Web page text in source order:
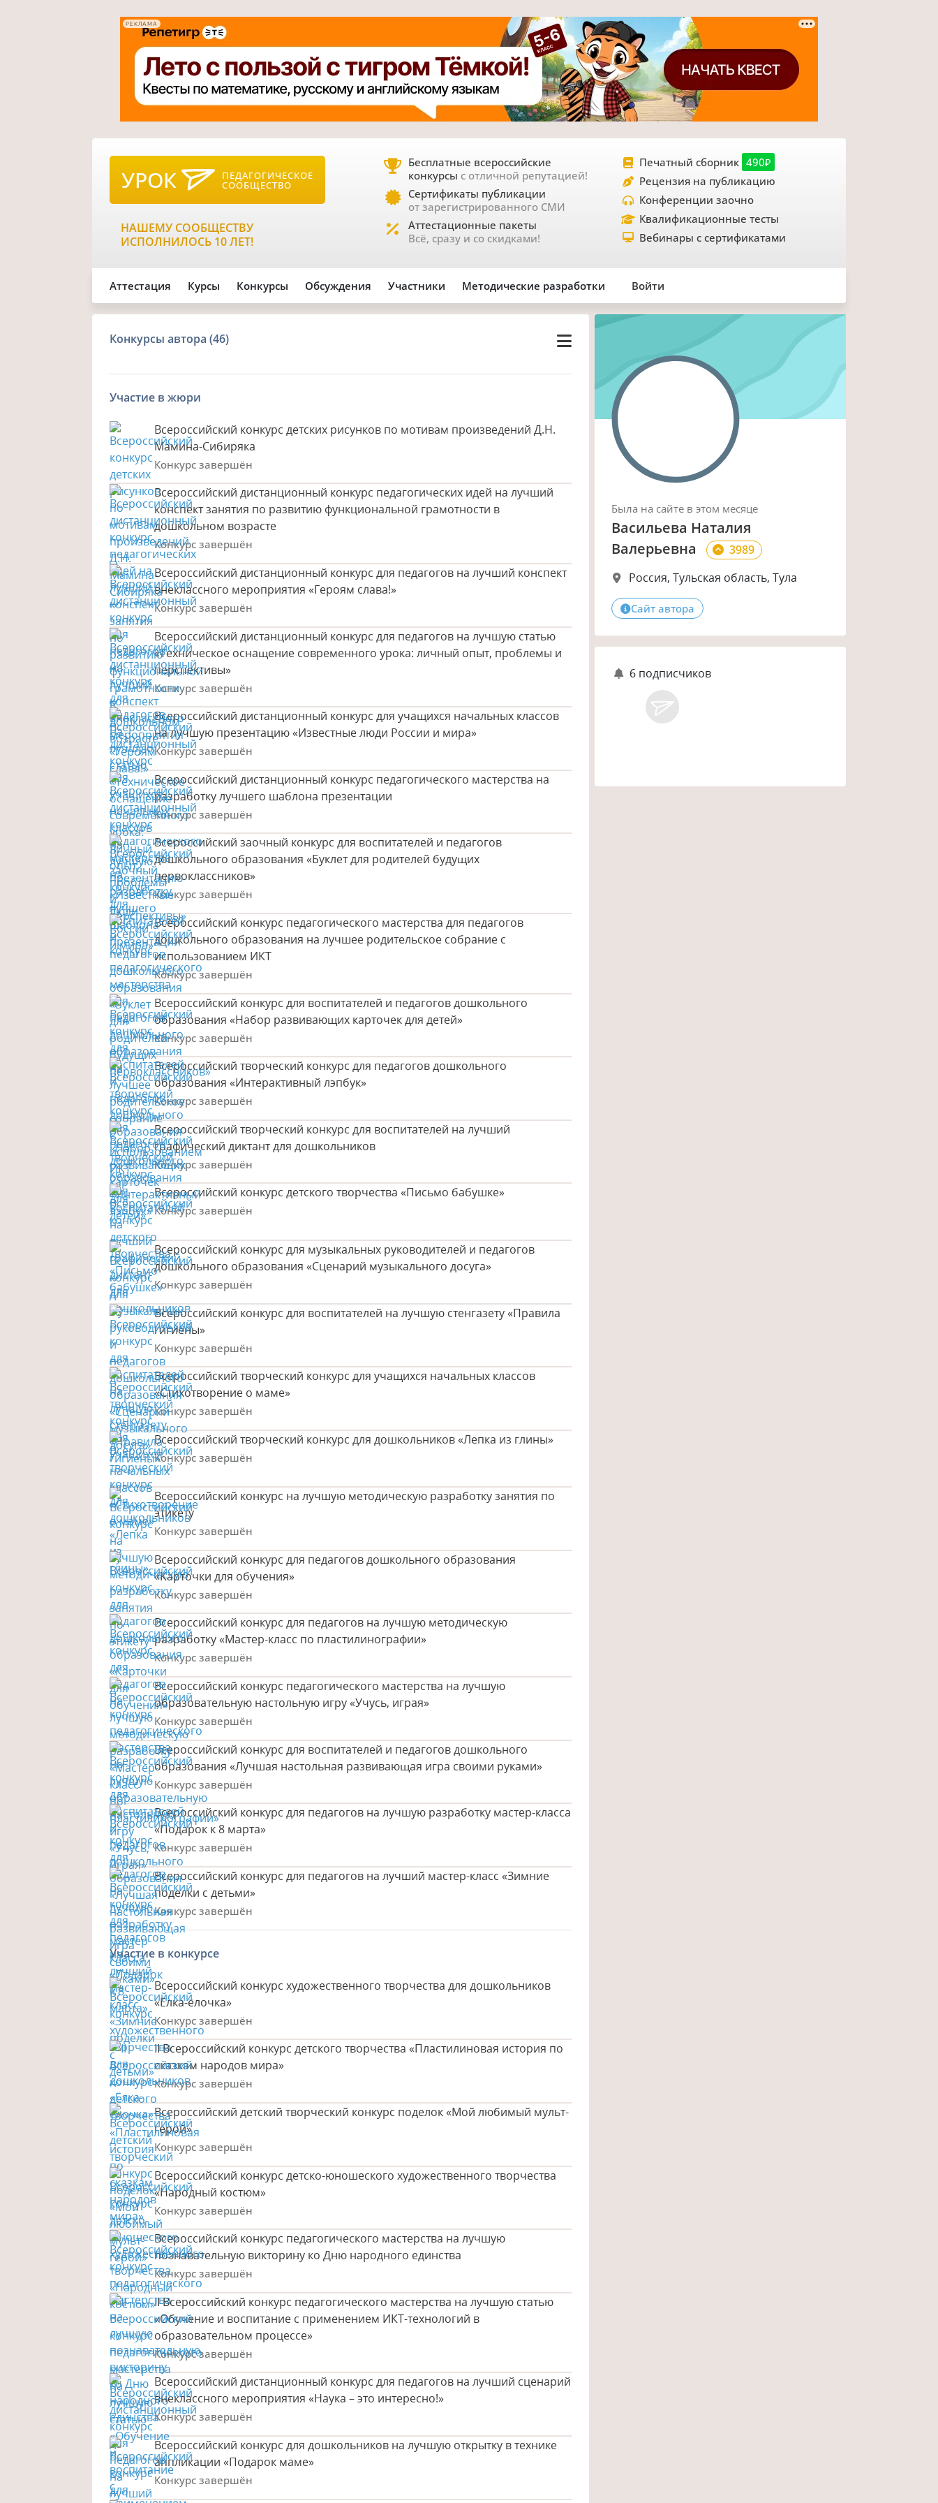
РЕКЛАМА
УРОК ПЕДАГОГИЧЕСКОЕ
СООБЩЕСТВО
НАШЕМУ СООБЩЕСТВУ
ИСПОЛНИЛОСЬ 10 ЛЕТ!
Бесплатные всероссийские
конкурсы с отличной репутацией!
Сертификаты публикации
от зарегистрированного СМИ
Аттестационные пакеты
Всё, сразу и со скидками!
Печатный сборник 490₽
Рецензия на публикацию
Конференции заочно
Квалификационные тесты
Вебинары с сертификатами
Аттестация Курсы Конкурсы Обсуждения Участники Методические разработки Войти
Конкурсы автора(46)
Участие в жюри
Всероссийский конкурс детских рисунков по мотивам произведений Д.Н.
Мамина-Сибиряка
Конкурс завершён
Всероссийский дистанционный конкурс педагогических идей на лучший
конспект занятия по развитию функциональной грамотности в
дошкольном возрасте
Конкурс завершён
Всероссийский дистанционный конкурс для педагогов на лучший конспект
внеклассного мероприятия «Героям слава!»
Конкурс завершён
Всероссийский дистанционный конкурс для педагогов на лучшую статью
«Техническое оснащение современного урока: личный опыт, проблемы и
перспективы»
Конкурс завершён
Всероссийский дистанционный конкурс для учащихся начальных классов
на лучшую презентацию «Известные люди России и мира»
Конкурс завершён
Всероссийский дистанционный конкурс педагогического мастерства на
разработку лучшего шаблона презентации
Конкурс завершён
Всероссийский заочный конкурс для воспитателей и педагогов
дошкольного образования «Буклет для родителей будущих
первоклассников»
Конкурс завершён
Всероссийский конкурс педагогического мастерства для педагогов
дошкольного образования на лучшее родительское собрание с
использованием ИКТ
Конкурс завершён
Всероссийский конкурс для воспитателей и педагогов дошкольного
образования «Набор развивающих карточек для детей»
Конкурс завершён
Всероссийский творческий конкурс для педагогов дошкольного
образования «Интерактивный лэпбук»
Конкурс завершён
Всероссийский творческий конкурс для воспитателей на лучший
графический диктант для дошкольников
Конкурс завершён
Всероссийский конкурс детского творчества «Письмо бабушке»
Конкурс завершён
Всероссийский конкурс для музыкальных руководителей и педагогов
дошкольного образования «Сценарий музыкального досуга»
Конкурс завершён
Всероссийский конкурс для воспитателей на лучшую стенгазету «Правила
гигиены»
Конкурс завершён
Всероссийский творческий конкурс для учащихся начальных классов
«Стихотворение о маме»
Конкурс завершён
Всероссийский творческий конкурс для дошкольников «Лепка из глины»
Конкурс завершён
Всероссийский конкурс на лучшую методическую разработку занятия по
этикету
Конкурс завершён
Всероссийский конкурс для педагогов дошкольного образования
«Карточки для обучения»
Конкурс завершён
Всероссийский конкурс для педагогов на лучшую методическую
разработку «Мастер-класс по пластилинографии»
Конкурс завершён
Всероссийский конкурс педагогического мастерства на лучшую
образовательную настольную игру «Учусь, играя»
Конкурс завершён
Всероссийский конкурс для воспитателей и педагогов дошкольного
образования «Лучшая настольная развивающая игра своими руками»
Конкурс завершён
Всероссийский конкурс для педагогов на лучшую разработку мастер-класса
«Подарок к 8 марта»
Конкурс завершён
Всероссийский конкурс для педагогов на лучший мастер-класс «Зимние
поделки с детьми»
Конкурс завершён
Участие в конкурсе
Всероссийский конкурс художественного творчества для дошкольников
«Ёлка-ёлочка»
Конкурс завершён
II Всероссийский конкурс детского творчества «Пластилиновая история по
сказкам народов мира»
Конкурс завершён
Всероссийский детский творческий конкурс поделок «Мой любимый мульт-
герой»
Конкурс завершён
Всероссийский конкурс детско-юношеского художественного творчества
«Народный костюм»
Конкурс завершён
Всероссийский конкурс педагогического мастерства на лучшую
познавательную викторину ко Дню народного единства
Конкурс завершён
II Всероссийский конкурс педагогического мастерства на лучшую статью
«Обучение и воспитание с применением ИКТ-технологий в
образовательном процессе»
Конкурс завершён
Всероссийский дистанционный конкурс для педагогов на лучший сценарий
внеклассного мероприятия «Наука – это интересно!»
Конкурс завершён
Всероссийский конкурс для дошкольников на лучшую открытку в технике
аппликации «Подарок маме»
Конкурс завершён
Была на сайте в этом месяце
Васильева Наталия
Валерьевна
3989
Россия, Тульская область, Тула
Сайт автора
6 подписчиков